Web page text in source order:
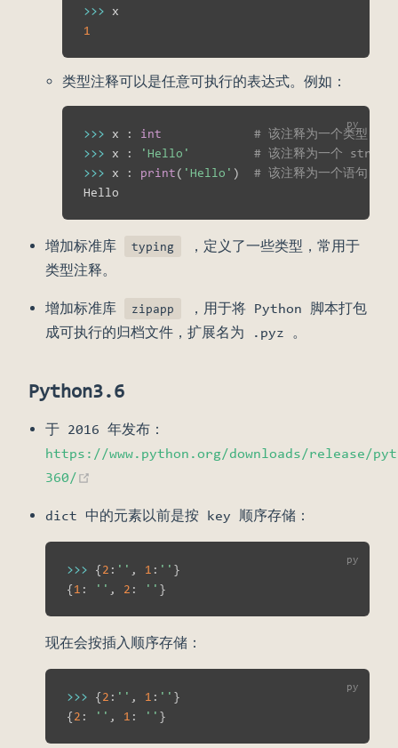
>>>
1
类型注释可以是任意可执行的表达式。例如：
>>> x : int
# 该注释为一个类型，
>>> x : 'Hello'
# 该注释为一个 str 值
>>> x : print( 'Hello' )
# 该注释为一个语句
增加标准库 typing
，定义了一些类型，常用于
类型注释。
增加标准库 zipapp
，用于将 Python 脚本打包
成可执行的归档文件，扩展名为 .pyz 。
Python3.6
于 2016 年发布：
https://www.python.org/downloads/release/
360/
dict 中的元素以前是按 key 顺序存储：
>>> {2 : '' , 1 : '' }
{1 : '' , 2 : '' }
现在会按插入顺序存储：
>>> {2 : '' , 1 : '' }
{2 : '' , 1 : '' }